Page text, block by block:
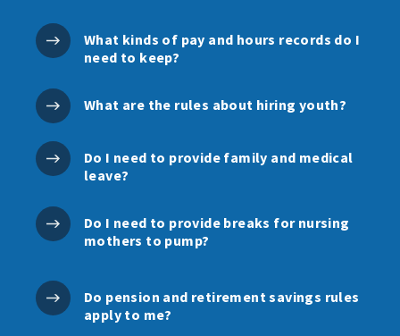
What kinds of pay and hours records do I
need to keep?
What are the rules about hiring youth?
Do I need to provide family and medical
leave?
Do I need to provide breaks for nursing
mothers to pump?
Do pension and retirement savings rules
apply to me?